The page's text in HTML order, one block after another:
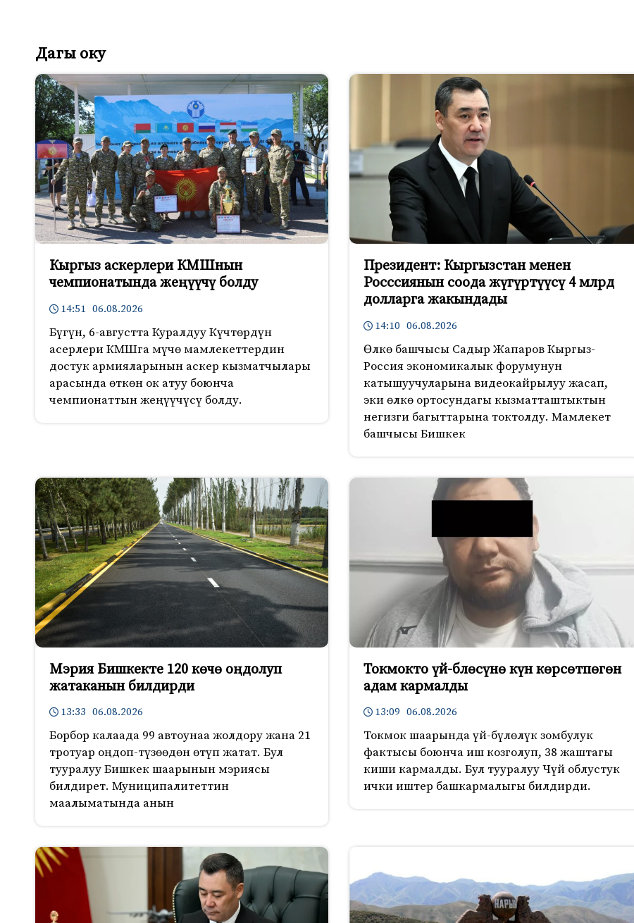
Дагы оку
Кыргыз аскерлери КМШнын
чемпионатында жеңүүчү болду
14:51 06.08.2026
Бүгүн, 6-августта Куралдуу Күчтөрдүн
асерлери КМШга мүчө мамлекеттердин
достук армияларынын аскер кызматчылары
арасында өткөн ок атуу боюнча
чемпионаттын жеңүүчүсү болду.
Президент: Кыргызстан менен
Росссиянын соода жүгүртүүсү 4 млрд
долларга жакындады
14:10 06.08.2026
Өлкө башчысы Садыр Жапаров Кыргыз-
Россия экономикалык форумунун
катышуучуларына видеокайрылуу жасап,
эки өлкө ортосундагы кызматташтыктын
негизги багыттарына токтолду. Мамлекет
башчысы Бишкек
Мэрия Бишкекте 120 көчө оңдолуп
жатаканын билдирди
13:33 06.08.2026
Борбор калаада 99 автоунаа жолдору жана 21
тротуар оңдоп-түзөөдөн өтүп жатат. Бул
тууралуу Бишкек шаарынын мэриясы
билдирет. Муниципалитеттин
маалыматында анын
Токмокто үй-блөсүнө күн көрсөтпөгөн
адам кармалды
13:09 06.08.2026
Токмок шаарында үй-бүлөлүк зомбулук
фактысы боюнча иш козголуп, 38 жаштагы
киши кармалды. Бул тууралуу Чүй облустук
ички иштер башкармалыгы билдирди.